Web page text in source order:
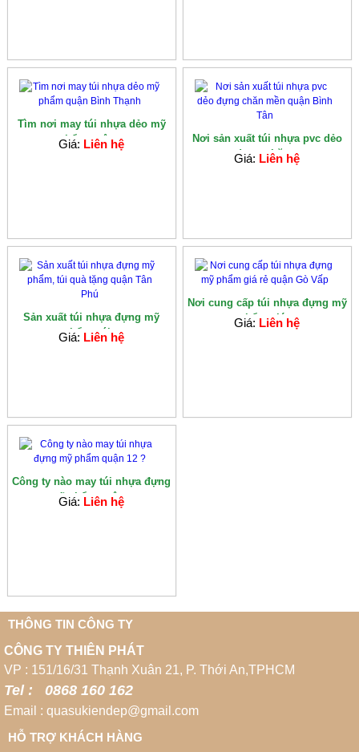
Tìm nơi may túi nhựa dẻo mỹ
phẩm quận...
Giá: Liên hệ
Nơi sản xuất túi nhựa pvc dẻo
đựng chăn...
Giá: Liên hệ
Sản xuất túi nhựa đựng mỹ
phẩm, túi...
Giá: Liên hệ
Nơi cung cấp túi nhựa đựng mỹ
phẩm giá...
Giá: Liên hệ
Công ty nào may túi nhựa đựng
mỹ phẩm quận...
Giá: Liên hệ
THÔNG TIN CÔNG TY
CÔNG TY THIÊN PHÁT
VP : 151/16/31 Thạnh Xuân 21, P. Thới An,TPHCM
Tel : 0868 160 162
Email : quasukiendep@gmail.com
HỖ TRỢ KHÁCH HÀNG